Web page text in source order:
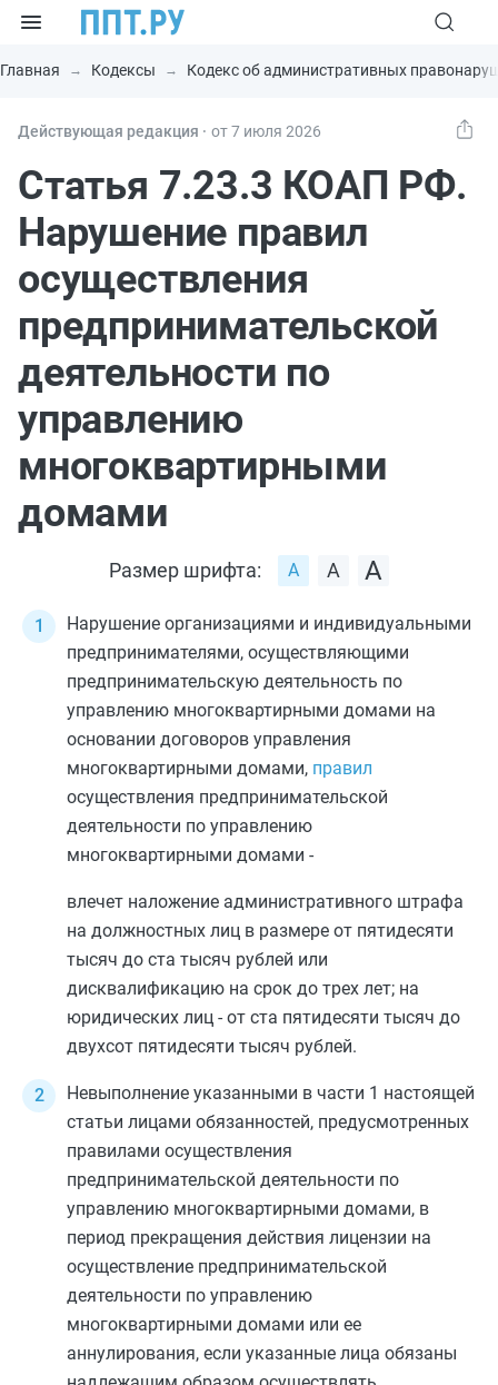
Главная Кодексы Кодекс об административных
Действующая редакция ⸱ от 7 июля 2026
Статья 7.23.3 КОАП РФ.
Нарушение правил
осуществления
предпринимательской
деятельности по
управлению
многоквартирными
домами
Размер шрифта:
Нарушение организациями и индивидуальными
предпринимателями, осуществляющими
предпринимательскую деятельность по
управлению многоквартирными домами на
основании договоров управления
многоквартирными домами, правил
осуществления предпринимательской
деятельности по управлению
многоквартирными домами -
влечет наложение административного штрафа
на должностных лиц в размере от пятидесяти
тысяч до ста тысяч рублей или
дисквалификацию на срок до трех лет; на
юридических лиц - от ста пятидесяти тысяч до
двухсот пятидесяти тысяч рублей.
Невыполнение указанными в части 1 настоящей
статьи лицами обязанностей, предусмотренных
правилами осуществления
предпринимательской деятельности по
управлению многоквартирными домами, в
период прекращения действия лицензии на
осуществление предпринимательской
деятельности по управлению
многоквартирными домами или ее
аннулирования, если указанные лица обязаны